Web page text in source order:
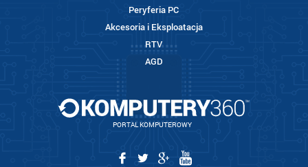
Peryferia PC
Akcesoria i Eksploatacja
RTV
AGD
PORTAL KOMPUTEROWY